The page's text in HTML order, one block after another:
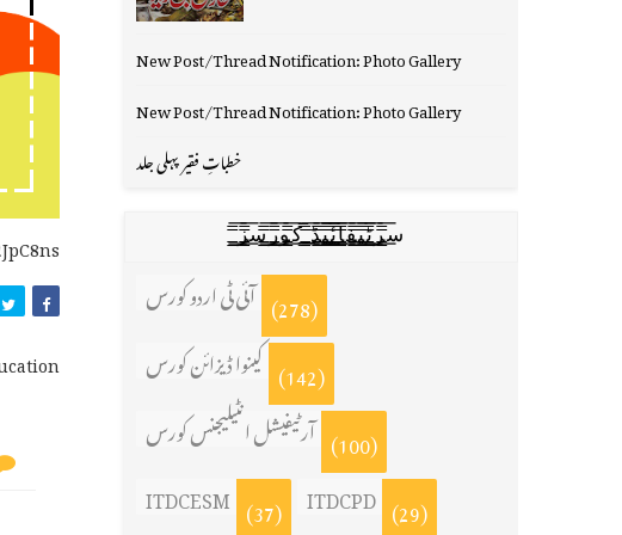
New Post/Thread Notification: Photo Gallery
New Post/Thread Notification: Photo Gallery
خطباتِ فقیر پہلی جلد
س̳̿͟͞ر̳̿͟͞ٹ̳̿͟͞ی̳̿͟͞ف̳̿͟͞ا̳̿͟͞ي̳̳̿ٔ̿͟͟͞͞ی̳̿͟͞ڈ̳̿͟͞ ̳̿͟͞ک̳̿͟͞و̳̿͟͞ر̳̿͟͞س̳̿͟͞ز̳̿͟͞
آئی ٹی اردو کورس (278)
کینوا ڈیزائن کورس (142)
آرٹیفیشل انٹیلیجنس کورس (100)
ITDCESM (37) ITDCPD (29)